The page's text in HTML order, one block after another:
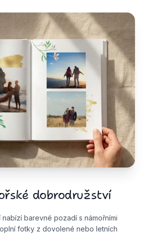
dobrodružství
barevné pozadí s námořními
fotky z dovolené nebo letních